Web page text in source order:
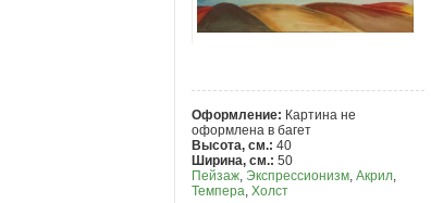
Оформление: Картина не
оформлена в багет
Высота, см.: 40
Ширина, см.: 50
Пейзаж, Экспрессионизм, Акрил,
Темпера, Холст